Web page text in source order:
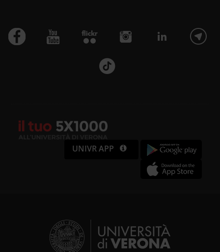
UNIVR APP